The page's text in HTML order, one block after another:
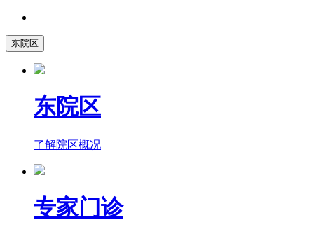
东院区
东院区
了解院区概况
专家门诊